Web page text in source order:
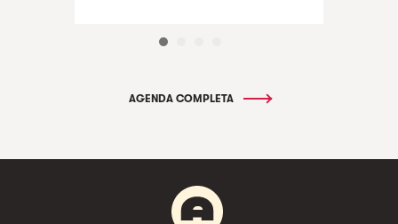
AGENDA COMPLETA